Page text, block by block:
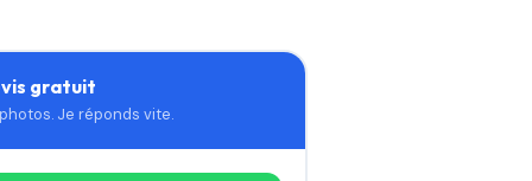
gratuit
Je réponds vite.